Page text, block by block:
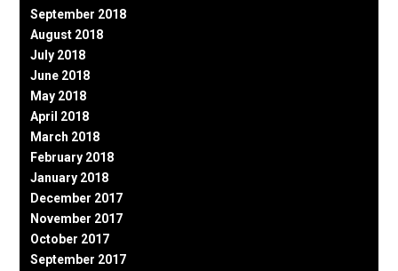
September 2018
August 2018
July 2018
June 2018
May 2018
April 2018
March 2018
February 2018
January 2018
December 2017
November 2017
October 2017
September 2017